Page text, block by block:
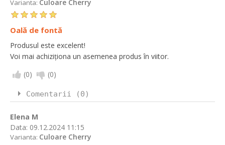
Varianta: Culoare Cherry
Oală de fontă
Produsul este excelent!
Voi mai achiziționa un asemenea produs în viitor.
(0) (0)
Comentarii (0)
Elena M
Data: 09.12.2024 11:15
Varianta: Culoare Cherry